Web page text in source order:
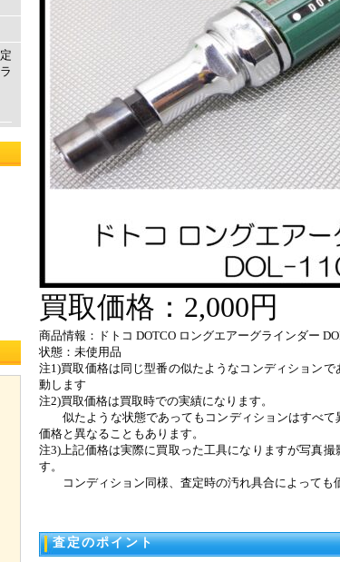
買取価格：2,000円
商品情報：ドトコ DOTCO ロングエアーグラインダー
状態：未使用品
注1)買取価格は同じ型番の似たようなコンディション
動します
注2)買取価格は買取時での実績になります。
似たような状態であってもコンディションはすべて
価格と異なることもあります。
注3)上記価格は実際に買取った工具になりますが写真
す。
コンディション同様、査定時の汚れ具合によっても
査定のポイント